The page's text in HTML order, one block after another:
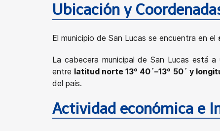
Ubicación y
El municipio de San Lucas se encuentra en el
La cabecera municipal de San Lucas está
entre latitud norte 13º 40´–13º 50´ y
del país.
Actividad económica e